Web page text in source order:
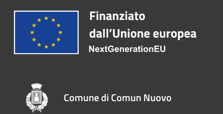
Comune di Comun Nuovo